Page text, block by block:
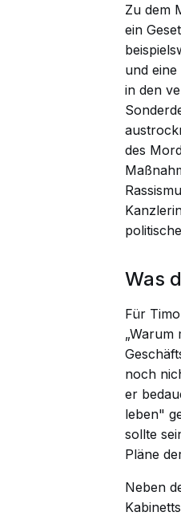
Zu dem
ein
und
in den
des
Was
Für
„Warum
noch
er
leben"
sollte
Pläne
Neben